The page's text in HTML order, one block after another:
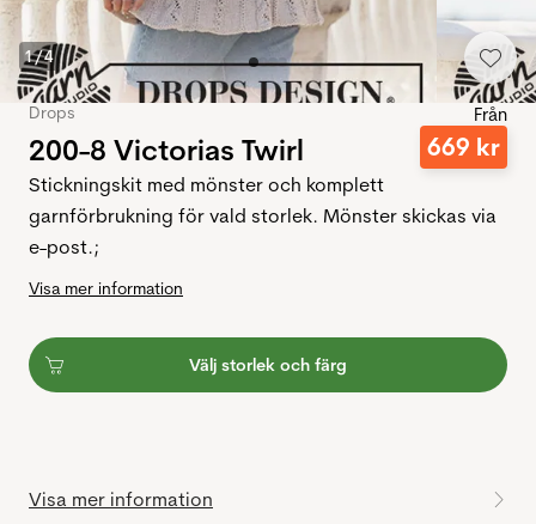
1/4
Drops
200-8 Victorias Twirl
Från
669 kr
Stickningskit med mönster och komplett
garnförbrukning för vald storlek. Mönster skickas via
e-post.;
Visa mer information
Välj storlek och färg
Visa mer information